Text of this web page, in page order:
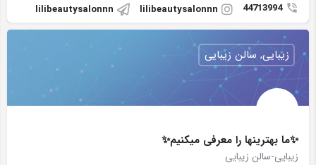
44713994
lilibeautysalonnn
lilibeautysalonnn
✨ما بهترینها را معرفی میکنیم✨
زیبایی-سالن زیبایی
زیبایی, سالن زیبایی